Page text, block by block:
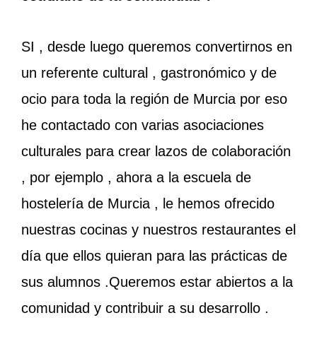
SI , desde luego queremos convertirnos en
un referente cultural , gastronómico y de
ocio para toda la región de Murcia por eso
he contactado con varias asociaciones
culturales para crear lazos de colaboración
, por ejemplo , ahora a la escuela de
hostelería de Murcia , le hemos ofrecido
nuestras cocinas y nuestros restaurantes el
día que ellos quieran para las prácticas de
sus alumnos .Queremos estar abiertos a la
comunidad y contribuir a su desarrollo .